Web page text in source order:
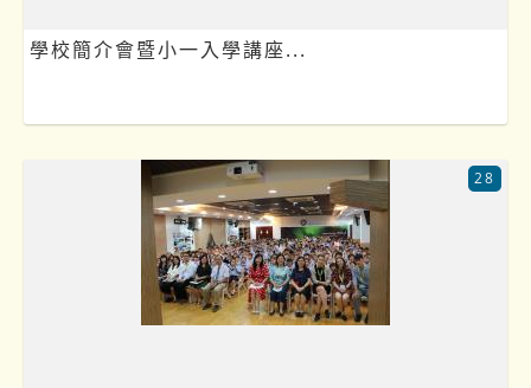
學校簡介會暨小一入學講座...
28